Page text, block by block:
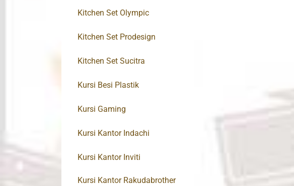
Kitchen Set Olympic
Kitchen Set Prodesign
Kitchen Set Sucitra
Kursi Besi Plastik
Kursi Gaming
Kursi Kantor Indachi
Kursi Kantor Inviti
Kursi Kantor Rakudabrother